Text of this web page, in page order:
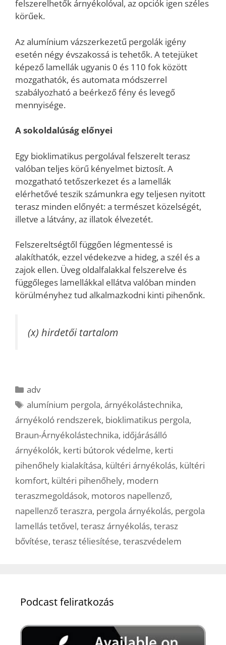
felszerelhetők árnyékolóval, az opciók igen széles
körűek.
Az alumínium vázszerkezetű pergolák igény
esetén négy évszakossá is tehetők. A tetejüket
képező lamellák ugyanis 0 és 110 fok között
mozgathatók, és automata módszerrel
szabályozható a beérkező fény és levegő
mennyisége.
A sokoldalúság előnyei
Egy bioklimatikus pergolával felszerelt terasz
valóban teljes körű kényelmet biztosít. A
mozgatható tetőszerkezet és a lamellák
elérhetővé teszik számunkra egy teljesen nyitott
terasz minden előnyét: a természet közelségét,
illetve a látvány, az illatok élvezetét.
Felszereltségtől függően légmentessé is
alakíthatók, ezzel védekezve a hideg, a szél és a
zajok ellen. Üveg oldalfalakkal felszerelve és
függőleges lamellákkal ellátva valóban minden
körülményhez tud alkalmazkodni kinti pihenőnk.
(x) hirdetői tartalom
Kategória
adv
Címkék
alumínium pergola,árnyékolástechnika,
árnyékoló rendszerek, bioklimatikus pergola,
Braun-Árnyékolástechnika, időjárásálló
árnyékolók, kerti bútorok védelme, kerti
pihenőhely kialakítása, kültéri árnyékolás, kültéri
komfort, kültéri pihenőhely, modern
teraszmegoldások, motoros napellenző,
napellenző teraszra, pergola árnyékolás, pergola
lamellás tetővel, terasz árnyékolás, terasz
bővítése, terasz téliesítése, teraszvédelem
Podcast feliratkozás